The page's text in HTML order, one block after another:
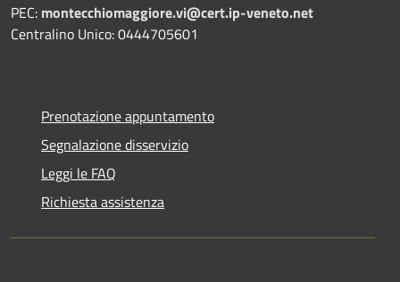
PEC: montecchiomaggiore.vi@cert.ip-veneto.net
Centralino Unico: 0444705601
Prenotazione appuntamento
Segnalazione disservizio
Leggi le FAQ
Richiesta assistenza